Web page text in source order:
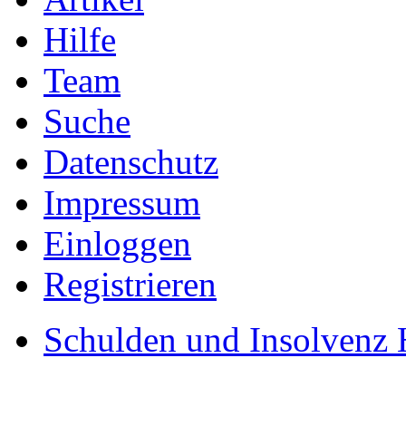
Hilfe
Team
Suche
Datenschutz
Impressum
Einloggen
Registrieren
Schulden und Insolvenz